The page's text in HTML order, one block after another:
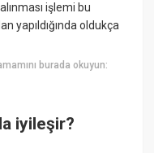
işlemi bu
yapıldığında oldukça
burada okuyun:
iyileşir?